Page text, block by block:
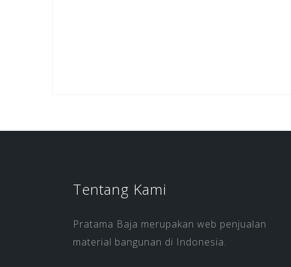
Tentang Kami
Pratama Baja merupakan web penjualan
material bangunan di Indonesia.